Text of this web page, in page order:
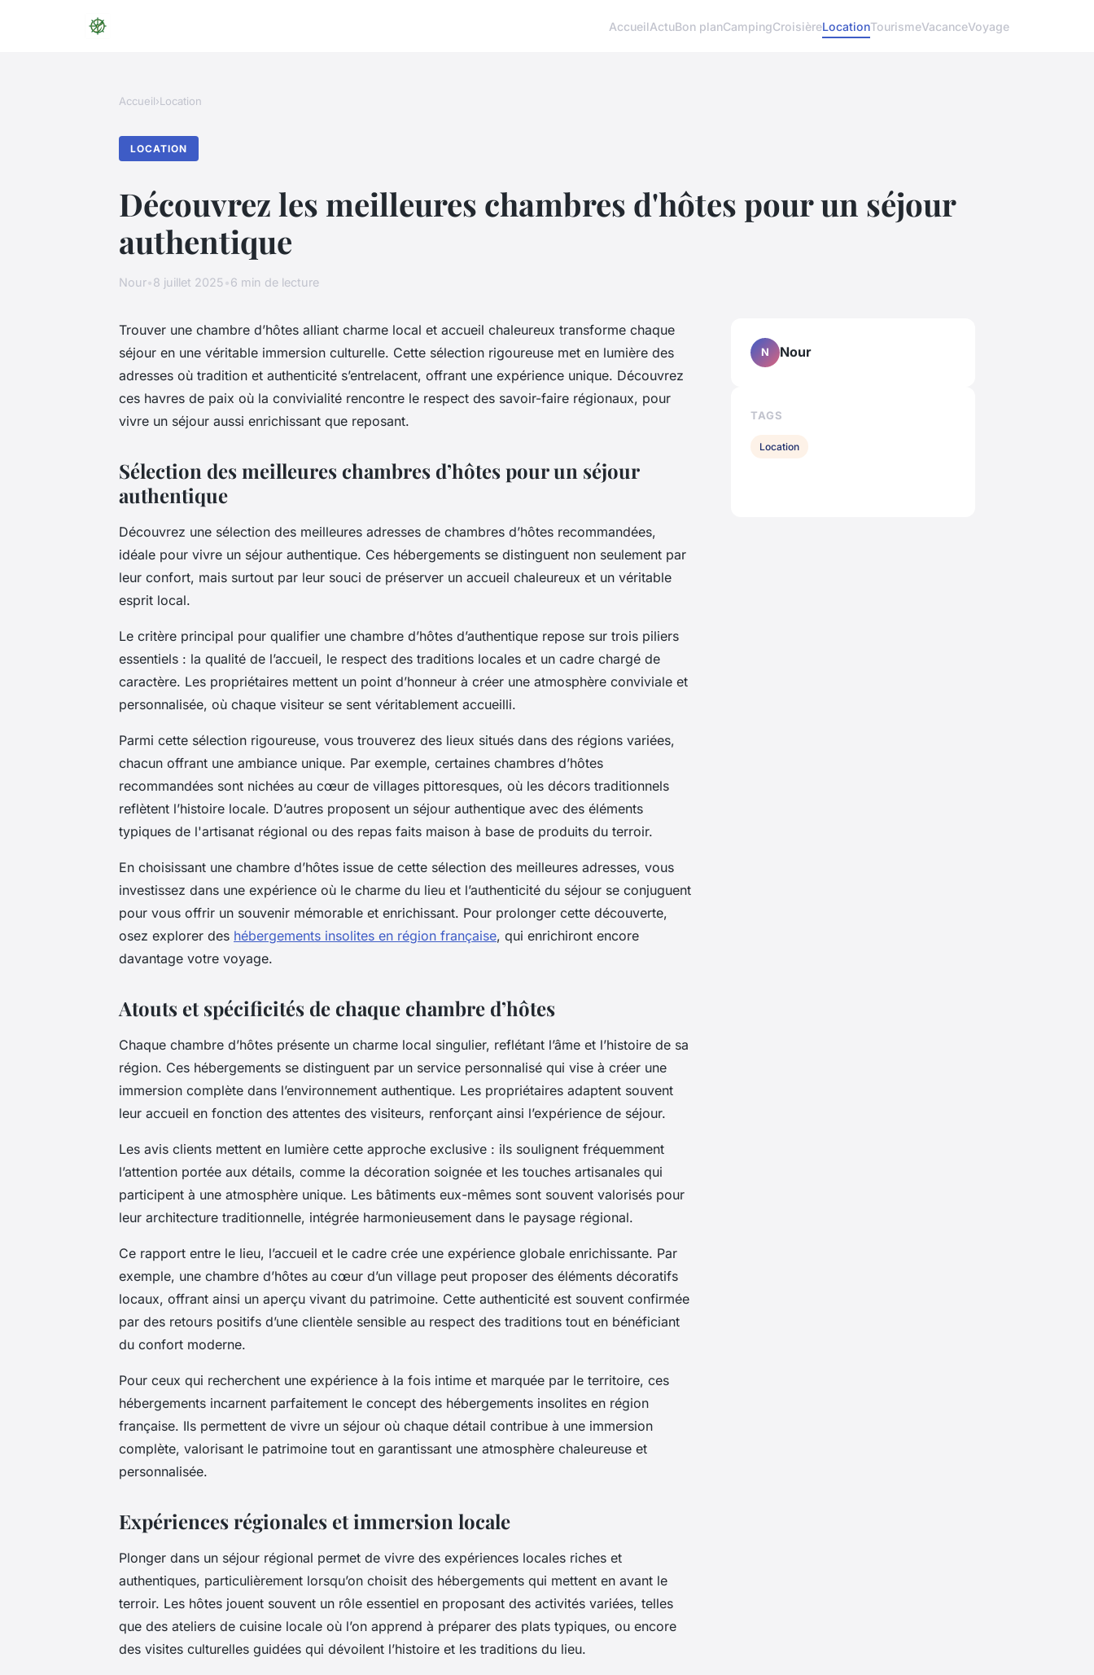
AccueilActuBon planCampingCroisièreLocationTourismeVacanceVoyage
Accueil›Location
LOCATION
Découvrez les meilleures chambres d'hôtes pour un séjour
authentique
Nour•8 juillet 2025•6 min de lecture
Trouver une chambre d’hôtes alliant charme local et accueil chaleureux transforme chaque
séjour en une véritable immersion culturelle. Cette sélection rigoureuse met en lumière des
adresses où tradition et authenticité s’entrelacent, offrant une expérience unique. Découvrez
ces havres de paix où la convivialité rencontre le respect des savoir-faire régionaux, pour
vivre un séjour aussi enrichissant que reposant.
Sélection des meilleures chambres d’hôtes pour un séjour
authentique
Découvrez une sélection des meilleures adresses de chambres d’hôtes recommandées,
idéale pour vivre un séjour authentique. Ces hébergements se distinguent non seulement par
leur confort, mais surtout par leur souci de préserver un accueil chaleureux et un véritable
esprit local.
Le critère principal pour qualifier une chambre d’hôtes d’authentique repose sur trois piliers
essentiels : la qualité de l’accueil, le respect des traditions locales et un cadre chargé de
caractère. Les propriétaires mettent un point d’honneur à créer une atmosphère conviviale et
personnalisée, où chaque visiteur se sent véritablement accueilli.
Parmi cette sélection rigoureuse, vous trouverez des lieux situés dans des régions variées,
chacun offrant une ambiance unique. Par exemple, certaines chambres d’hôtes
recommandées sont nichées au cœur de villages pittoresques, où les décors traditionnels
reflètent l’histoire locale. D’autres proposent un séjour authentique avec des éléments
typiques de l'artisanat régional ou des repas faits maison à base de produits du terroir.
En choisissant une chambre d’hôtes issue de cette sélection des meilleures adresses, vous
investissez dans une expérience où le charme du lieu et l’authenticité du séjour se conjuguent
pour vous offrir un souvenir mémorable et enrichissant. Pour prolonger cette découverte,
osez explorer des hébergements insolites en région française, qui enrichiront encore
davantage votre voyage.
Atouts et spécificités de chaque chambre d’hôtes
Chaque chambre d’hôtes présente un charme local singulier, reflétant l’âme et l’histoire de sa
région. Ces hébergements se distinguent par un service personnalisé qui vise à créer une
immersion complète dans l’environnement authentique. Les propriétaires adaptent souvent
leur accueil en fonction des attentes des visiteurs, renforçant ainsi l’expérience de séjour.
Les avis clients mettent en lumière cette approche exclusive : ils soulignent fréquemment
l’attention portée aux détails, comme la décoration soignée et les touches artisanales qui
participent à une atmosphère unique. Les bâtiments eux-mêmes sont souvent valorisés pour
leur architecture traditionnelle, intégrée harmonieusement dans le paysage régional.
Ce rapport entre le lieu, l’accueil et le cadre crée une expérience globale enrichissante. Par
exemple, une chambre d’hôtes au cœur d’un village peut proposer des éléments décoratifs
locaux, offrant ainsi un aperçu vivant du patrimoine. Cette authenticité est souvent confirmée
par des retours positifs d’une clientèle sensible au respect des traditions tout en bénéficiant
du confort moderne.
Pour ceux qui recherchent une expérience à la fois intime et marquée par le territoire, ces
hébergements incarnent parfaitement le concept des hébergements insolites en région
française. Ils permettent de vivre un séjour où chaque détail contribue à une immersion
complète, valorisant le patrimoine tout en garantissant une atmosphère chaleureuse et
personnalisée.
Expériences régionales et immersion locale
Plonger dans un séjour régional permet de vivre des expériences locales riches et
authentiques, particulièrement lorsqu’on choisit des hébergements qui mettent en avant le
terroir. Les hôtes jouent souvent un rôle essentiel en proposant des activités variées, telles
que des ateliers de cuisine locale où l’on apprend à préparer des plats typiques, ou encore
des visites culturelles guidées qui dévoilent l’histoire et les traditions du lieu.
N Nour
TAGS
Location